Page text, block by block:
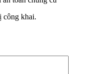
công khai.